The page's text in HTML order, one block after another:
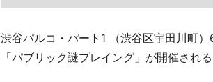
渋谷パルコ・パート1 （渋谷区宇田川町
「パブリック謎プレイング」が開催され